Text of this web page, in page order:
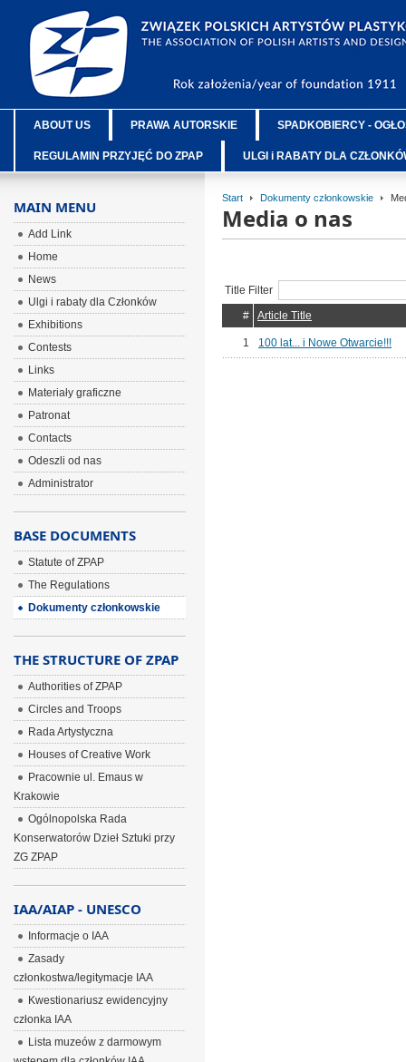
ABOUT US PRAWA AUTORSKIE SPADKOBIERCY -
REGULAMIN PRZYJĘĆ DO ZPAP ULGI i RABATY DLA
Start Dokumenty członkowskie
Media o nas
Title Filter
#
Article Title
1 100 lat... i Nowe Otwarcie!!!
MAIN MENU
Add Link
Home
News
Ulgi i rabaty dla Członków
Exhibitions
Contests
Links
Materiały graficzne
Patronat
Contacts
Odeszli od nas
Administrator
BASE DOCUMENTS
Statute of ZPAP
The Regulations
Dokumenty członkowskie
THE STRUCTURE OF ZPAP
Authorities of ZPAP
Circles and Troops
Rada Artystyczna
Houses of Creative Work
Pracownie ul. Emaus w
Krakowie
Ogólnopolska Rada
Konserwatorów Dzieł Sztuki przy
ZG ZPAP
IAA/AIAP - UNESCO
Informacje o IAA
Zasady
członkostwa/legitymacje IAA
Kwestionariusz ewidencyjny
członka IAA
Lista muzeów z darmowym